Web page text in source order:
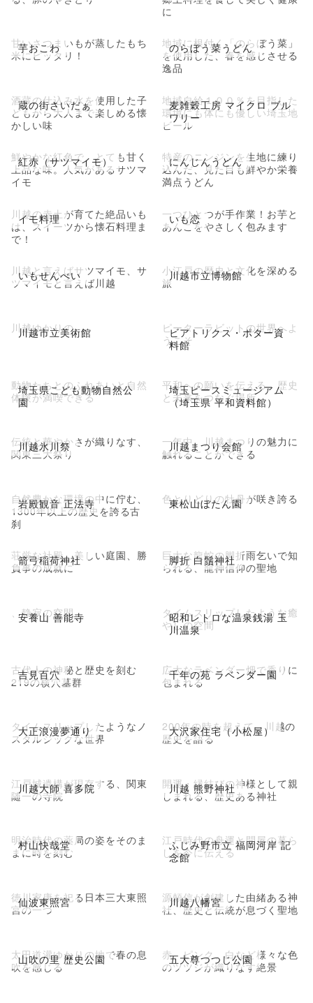
に
芋おこわ
甘いさつまいもが蒸したもち
米にピッタリ！
のらぼう菜うどん
地域に根付く「のらぼう菜」
を使用した、春を感じさせる
逸品
蔵の街さいだぁ
酒蔵の仕込み水を使用した子
どもから大人まで楽しめる懐
かしい味
麦雑穀工房 マイクロ ブル
ワリー
地域自給１００％を目指した
環境にも体にも優しい埼玉地
ビール
紅赤（サツマイモ）
鮮やかな紅色で、とても甘く
上品な味。人気があるサツマ
イモ
にんじんうどん
特産のニンジンを生地に練り
込んだ、見た目も鮮やか栄養
満点うどん
イモ料理
川越の赤土が育てた絶品いも
は、スイーツから懐石料理ま
で！
いも恋
一つひとつが手作業！お芋と
あんこをやさしく包みます
いもせんべい
川越と言えばサツマイモ、サ
ツマイモと言えば川越
川越市立博物館
小江戸の歴史と文化を深める
旅
川越市立美術館
川越ゆかりの
ビアトリクス・ポター資
料館
ピーターラビットの世界へよ
うこそ
埼玉県こども動物自然公
園
動物たちとのふれあいと自然
体験が満喫できる
埼玉ピースミュージアム
（埼玉県 平和資料館）
平和への願いを伝える、歴史
と未来をつなぐ場所
川越氷川祭
伝統と華やかさが織りなす、
関東三大祭り
川越まつり会館
一年中、川越まつりの魅力に
触れることができる
岩殿観音 正法寺
自然豊かな環境の中に佇む、
1300年以上の歴史を誇る古
刹
東松山ぼたん園
色とりどりの牡丹が咲き誇る
箭弓稲荷神社
荘厳な社殿、美しい庭園、勝
負事の成就に
脚折 白鬚神社
巨大な龍蛇の脚折雨乞いで知
られる、龍神信仰の聖地
安養山 善能寺
、静寂の空間
昭和レトロな温泉銭湯 玉
川温泉
タイムスリップしたような癒
やしの空間
吉見百穴
古代人の神秘と歴史を刻む
219の横穴墓群
千年の苑 ラベンダー園
広大なラベンダー畑で香りに
包まれる
大正浪漫夢通り
タイムスリップしたようなノ
スタルジックな世界
大沢家住宅（小松屋）
200年の時を超えて、川越の
歴史を語る
川越大師 喜多院
江戸城遺構が現存する、関東
随一の寺院
川越 熊野神社
開運・縁結びの神様として親
しまれる、歴史ある神社
村山快哉堂
明治時代の薬局の姿をそのま
まに時を刻む
ふじみ野市立 福岡河岸 記
念館
江戸時代の舟運と問屋の暮ら
しを今に伝える
仙波東照宮
徳川家康を祀る日本三大東照
宮の一つ
川越八幡宮
源頼信が創建した由緒ある神
社、歴史と伝統が息づく聖地
山吹の里 歴史公園
太田道灌ゆかりの地で春の息
吹を感じる
五大尊つつじ公園
赤、ピンク、白など様々な色
のツツジが織りなす絶景